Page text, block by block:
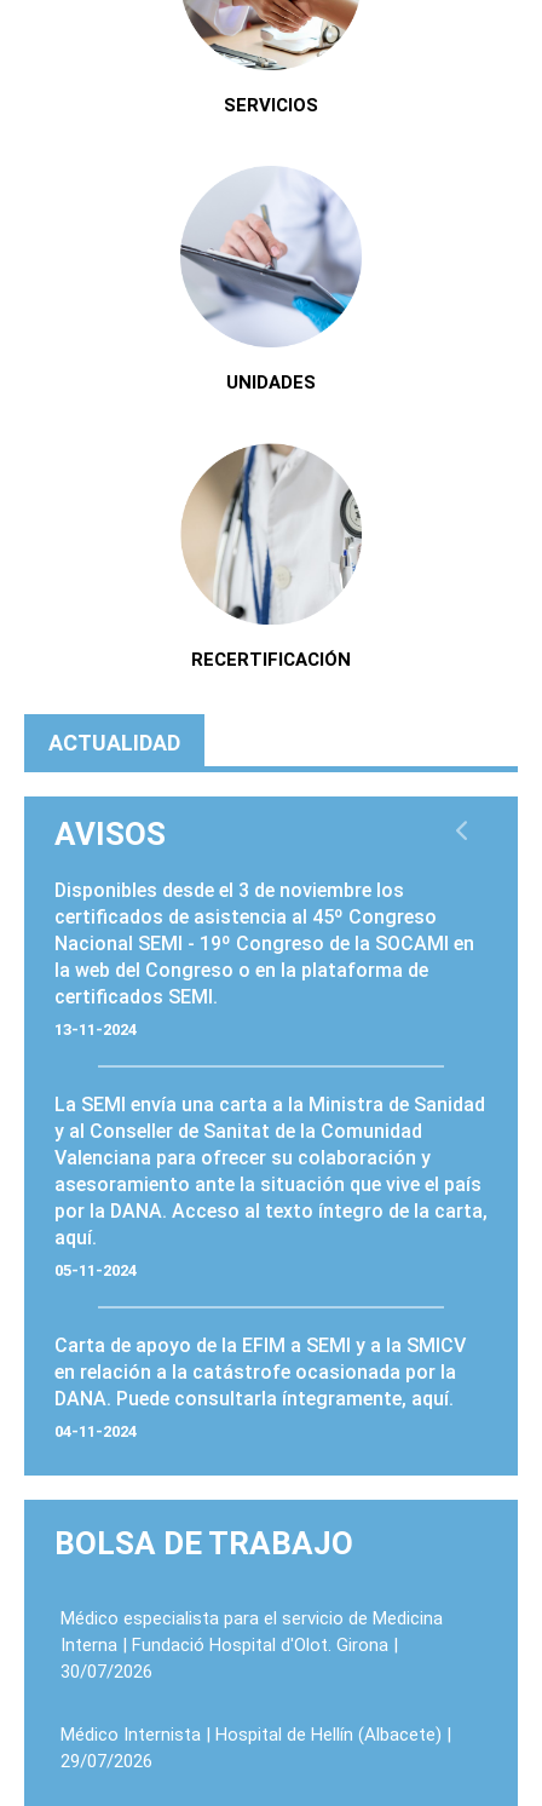
SERVICIOS
UNIDADES
RECERTIFICACIÓN
ACTUALIDAD
AVISOS
Disponibles desde el 3 de noviembre los
certificados de asistencia al 45º Congreso
Nacional SEMI - 19º Congreso de la SOCAMI en
la web del Congreso o en la plataforma de
certificados SEMI.
13-11-2024
La SEMI envía una carta a la Ministra de Sanidad
y al Conseller de Sanitat de la Comunidad
Valenciana para ofrecer su colaboración y
asesoramiento ante la situación que vive el país
por la DANA. Acceso al texto íntegro de la carta,
aquí.
05-11-2024
Carta de apoyo de la EFIM a SEMI y a la SMICV
en relación a la catástrofe ocasionada por la
DANA. Puede consultarla íntegramente, aquí.
04-11-2024
PÁGINAS
BOLSA DE TRABAJO
Médico especialista para el servicio de Medicina
Interna | Fundació Hospital d'Olot. Girona |
30/07/2026
Médico Internista | Hospital de Hellín (Albacete) |
29/07/2026